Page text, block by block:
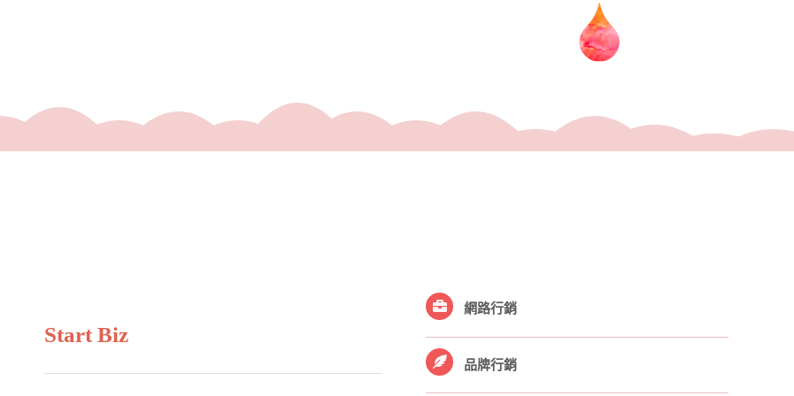
Start Biz
網路行銷
品牌行銷